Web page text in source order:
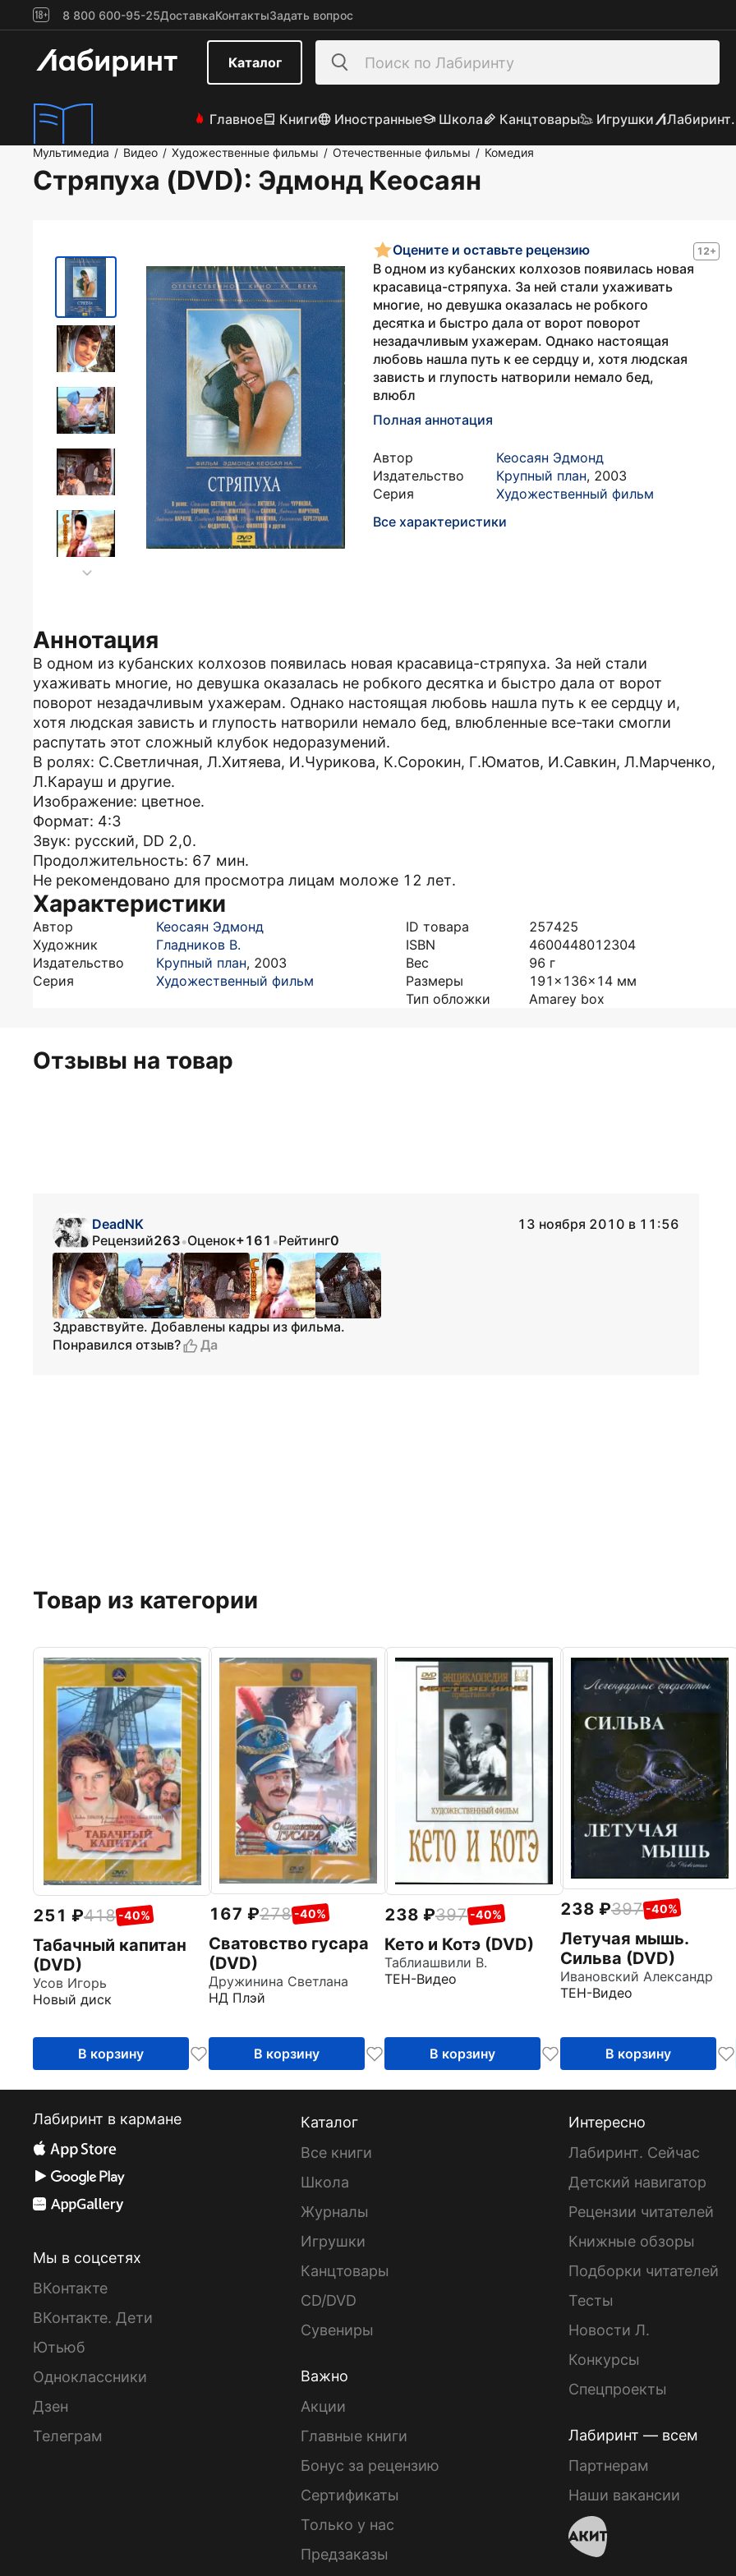
8 800 600-95-25ДоставкаКонтактыЗадать вопрос
Каталог
Главное Книги Иностранные Школа Канцтовары Игрушки
Мультимедиа / Видео / Художественные фильмы / Отечественные фильмы / Комедия
Стряпуха (DVD): Эдмонд Кеосаян
12+
Оцените и оставьте рецензию
В одном из кубанских колхозов появилась новая
красавица-стряпуха. За ней стали ухаживать
многие, но девушка оказалась не робкого
десятка и быстро дала от ворот поворот
незадачливым ухажерам. Однако настоящая
любовь нашла путь к ее сердцу и, хотя людская
зависть и глупость натворили немало бед,
влюбл
Полная аннотация
Автор
Кеосаян Эдмонд
Издательство
Крупный план, 2003
Серия
Художественный фильм
Все характеристики
Аннотация
В одном из кубанских колхозов появилась новая красавица-стряпуха. За ней стали
ухаживать многие, но девушка оказалась не робкого десятка и быстро дала от ворот
поворот незадачливым ухажерам. Однако настоящая любовь нашла путь к ее сердцу и,
хотя людская зависть и глупость натворили немало бед, влюбленные все-таки смогли
распутать этот сложный клубок недоразумений.
В ролях: С.Светличная, Л.Хитяева, И.Чурикова, К.Сорокин, Г.Юматов, И.Савкин, Л.Марченко,
Л.Карауш и другие.
Изображение: цветное.
Формат: 4:3
Звук: русский, DD 2,0.
Продолжительность: 67 мин.
Не рекомендовано для просмотра лицам моложе 12 лет.
Характеристики
Автор
Кеосаян Эдмонд
Художник
Гладников В.
Издательство
Крупный план, 2003
Серия
Художественный фильм
ID товара
257425
ISBN
4600448012304
Вес
96 г
Размеры
191x136x14 мм
Тип обложки
Amarey box
Отзывы на товар
DeadNK
13 ноября 2010 в 11:56
Рецензий263•Оценок+161 •Рейтинг0
Здравствуйте. Добавлены кадры из фильма.
Понравился отзыв?
Да
Товар из категории
251 418 -40%
Табачный капитан
(DVD)
Усов Игорь
Новый диск
В корзину
167 278 -40%
Сватовство гусара
(DVD)
Дружинина Светлана
НД Плэй
В корзину
238 397 -40%
Кето и Котэ (DVD)
Таблиашвили В.
ТЕН-Видео
В корзину
238 397 -40%
Летучая мышь.
Сильва (DVD)
Ивановский Александр
ТЕН-Видео
В корзину
Лабиринт в кармане
Мы в соцсетях
ВКонтакте
ВКонтакте. Дети
Ютьюб
Одноклассники
Дзен
Телеграм
Каталог
Все книги
Школа
Журналы
Игрушки
Канцтовары
CD/DVD
Сувениры
Важно
Акции
Главные книги
Бонус за рецензию
Сертификаты
Только у нас
Предзаказы
Интересно
Лабиринт. Сейчас
Детский навигатор
Рецензии читателей
Книжные обзоры
Подборки читателей
Тесты
Новости Л.
Конкурсы
Спецпроекты
Лабиринт — всем
Партнерам
Наши вакансии